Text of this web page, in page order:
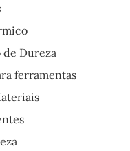
de Dureza
ferramentas